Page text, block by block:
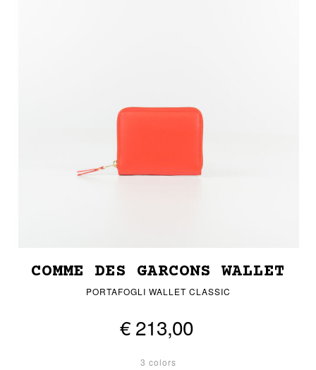
COMME DES GARCONS WALLET
PORTAFOGLI WALLET CLASSIC
€ 213,00
3 colors